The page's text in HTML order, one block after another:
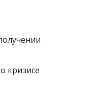
кризисе